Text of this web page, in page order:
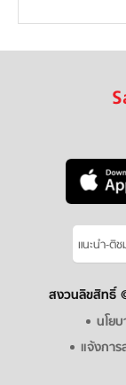
แนะนำ-ติช
สงวนลิขสิทธิ์
นโย
แจ้งการ